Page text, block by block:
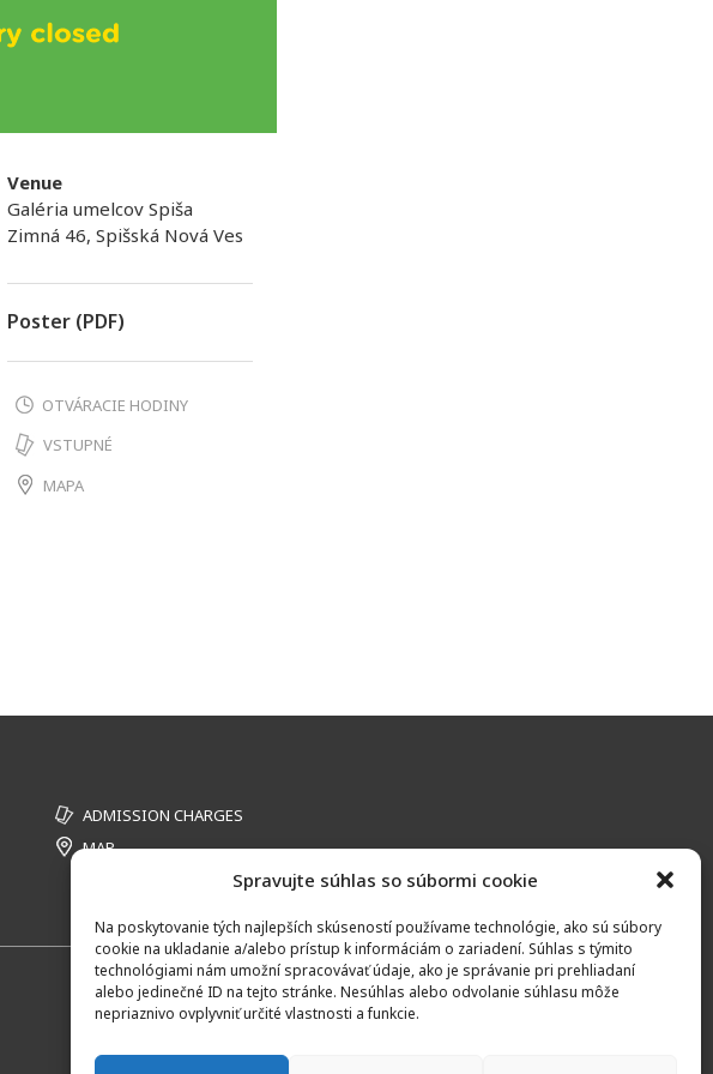
Spravujte súhlas so súbormi cookie
Na poskytovanie tých najlepších skúseností používame technológie, ako sú súbory
cookie na ukladanie a/alebo prístup k informáciám o zariadení. Súhlas s týmito
technológiami nám umožní spracovávať údaje, ako je správanie pri prehliadaní
alebo jedinečné ID na tejto stránke. Nesúhlas alebo odvolanie súhlasu môže
nepriaznivo ovplyvniť určité vlastnosti a funkcie.
Venue
Galéria umelcov Spiša
Zimná 46, Spišská Nová Ves
Poster (PDF)
OTVÁRACIE HODINY
VSTUPNÉ
MAPA
ADMISSION CHARGES
MAP